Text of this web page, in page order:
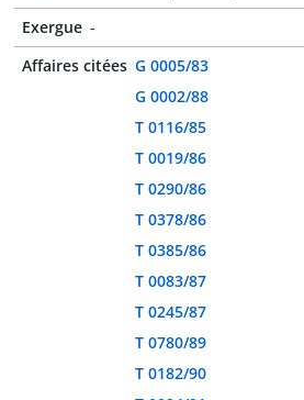
Exergue -
Affaires citées G 0005/83
G 0002/88
T 0116/85
T 0019/86
T 0290/86
T 0378/86
T 0385/86
T 0083/87
T 0245/87
T 0780/89
T 0182/90